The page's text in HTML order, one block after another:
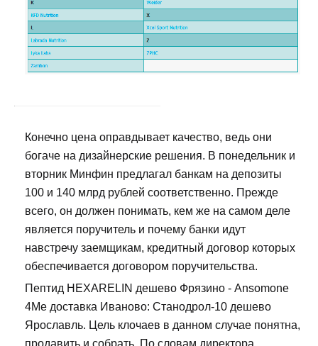
Конечно цена оправдывает качество, ведь они
богаче на дизайнерские решения. В понедельник и
вторник Минфин предлагал банкам на депозиты
100 и 140 млрд рублей соответственно. Прежде
всего, он должен понимать, кем же на самом деле
является поручитель и почему банки идут
навстречу заемщикам, кредитный договор которых
обеспечивается договором поручительства.
Пептид HEXARELIN дешево Фрязино - Ansomone
4Me доставка Иваново: Станодрол-10 дешево
Ярославль. Цель клочаев в данном случае понятна,
продавить и собрать. По словам директора